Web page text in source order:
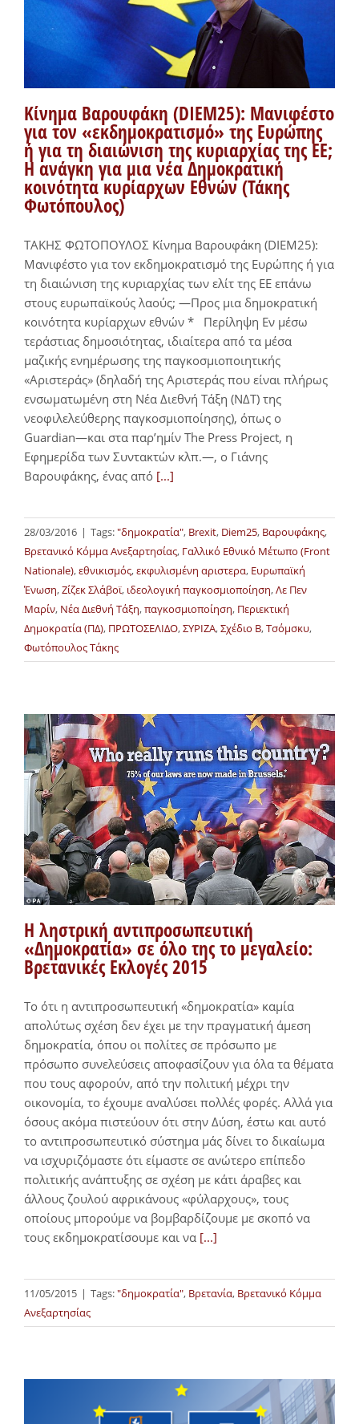
Κίνημα Βαρουφάκη (DIEM25): Μανιφέστο
για τον «εκδημοκρατισμό» της Ευρώπης
ή για τη διαιώνιση της κυριαρχίας της ΕΕ;
Η ανάγκη για μια νέα Δημοκρατική
κοινότητα κυρίαρχων Εθνών (Τάκης
Φωτόπουλος)
ΤΑΚΗΣ ΦΩΤΟΠΟΥΛΟΣ Κίνημα Βαρουφάκη (DIEM25):
Μανιφέστο για τον εκδημοκρατισμό της Ευρώπης ή για
τη διαιώνιση της κυριαρχίας των ελίτ της ΕΕ επάνω
στους ευρωπαϊκούς λαούς; —Προς μια δημοκρατική
κοινότητα κυρίαρχων εθνών * Περίληψη Εν μέσω
τεράστιας δημοσιότητας, ιδιαίτερα από τα μέσα
μαζικής ενημέρωσης της παγκοσμιοποιητικής
«Αριστεράς» (δηλαδή της Αριστεράς που είναι πλήρως
ενσωματωμένη στη Νέα Διεθνή Τάξη (ΝΔΤ) της
νεοφιλελεύθερης παγκοσμιοποίησης), όπως ο
Guardian—και στα παρ’ημίν The Press Project, η
Εφημερίδα των Συντακτών κλπ.—, ο Γιάνης
Βαρουφάκης, ένας από [...]
28/03/2016 | Tags:"δημοκρατία", Brexit, Diem25, Βαρουφάκης,
Βρετανικό Κόμμα Ανεξαρτησίας, Γαλλικό Εθνικό Μέτωπο (Front
Nationale),εθνικισμός,εκφυλισμένη αριστερα, Ευρωπαϊκή
Ένωση,Ζίζεκ Σλάβοϊ, ιδεολογική παγκοσμιοποίηση,Λε Πεν
Μαρίν, Νέα Διεθνή Τάξη,παγκοσμιοποίηση, Περιεκτική
Δημοκρατία (ΠΔ), ΠΡΩΤΟΣΕΛΙΔΟ,ΣΥΡΙΖΑ,Σχέδιο Β,Τσόμσκυ,
Φωτόπουλος Τάκης
Η ληστρική αντιπροσωπευτική
«Δημοκρατία» σε όλο της το μεγαλείο:
Βρετανικές Εκλογές 2015
Το ότι η αντιπροσωπευτική «δημοκρατία» καμία
απολύτως σχέση δεν έχει με την πραγματική άμεση
δημοκρατία, όπου οι πολίτες σε πρόσωπο με
πρόσωπο συνελεύσεις αποφασίζουν για όλα τα θέματα
που τους αφορούν, από την πολιτική μέχρι την
οικονομία, το έχουμε αναλύσει πολλές φορές. Αλλά για
όσους ακόμα πιστεύουν ότι στην Δύση, έστω και αυτό
το αντιπροσωπευτικό σύστημα μάς δίνει το δικαίωμα
να ισχυριζόμαστε ότι είμαστε σε ανώτερο επίπεδο
πολιτικής ανάπτυξης σε σχέση με κάτι άραβες και
άλλους ζουλού αφρικάνους «φύλαρχους», τους
οποίους μπορούμε να βομβαρδίζουμε με σκοπό να
τους εκδημοκρατίσουμε και να [...]
11/05/2015 | Tags:"δημοκρατία", Βρετανία, Βρετανικό Κόμμα
Ανεξαρτησίας